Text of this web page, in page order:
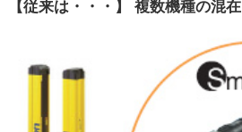
【従来は・・・】 複数機種の混在